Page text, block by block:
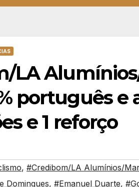
LA
português e
e 1 reforço
, #Credibom/LA Alumínios/
Domingues, #Emanuel Duarte,